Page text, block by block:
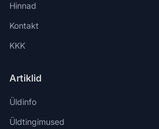
Hinnad
Kontakt
KKK
Artiklid
Üldinfo
Üldtingimused